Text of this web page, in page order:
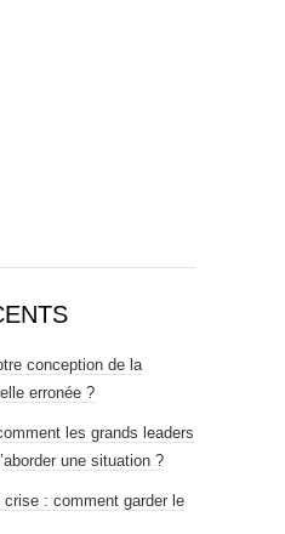
conception de la
erronée ?
les grands leaders
une situation ?
crise : comment garder le